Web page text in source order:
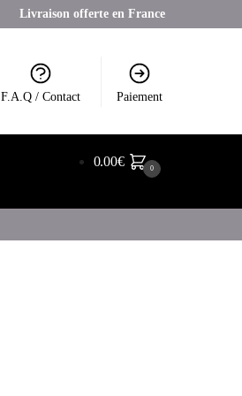
Livraison offerte en France
F.A.Q / Contact Paiement
0.00€ 0